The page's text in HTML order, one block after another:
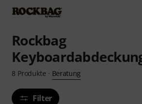
Rockbag
8 Produkte · Beratung
Filter